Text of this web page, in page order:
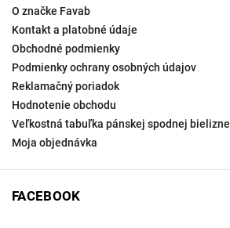
O značke Favab
Kontakt a platobné údaje
Obchodné podmienky
Podmienky ochrany osobných údajov
Reklamačný poriadok
Hodnotenie obchodu
Veľkostná tabuľka pánskej spodnej bielizne
Moja objednávka
FACEBOOK